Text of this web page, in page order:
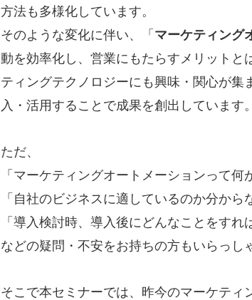
方法も多様化しています。
そのような変化に伴い、「 マーケティング
動を効率化し、営業にもたらすメリットと
ティングテクノロジーにも興味・関心が集
入・活用することで成果を創出しています。
ただ、
「マーケティングオートメーションって何
「自社のビジネスに適しているのか分から
「導入検討時、導入後にどんなことをすれ
などの疑問・不安をお持ちの方もいらっし
そこで本セミナーでは、昨今のマーケティ